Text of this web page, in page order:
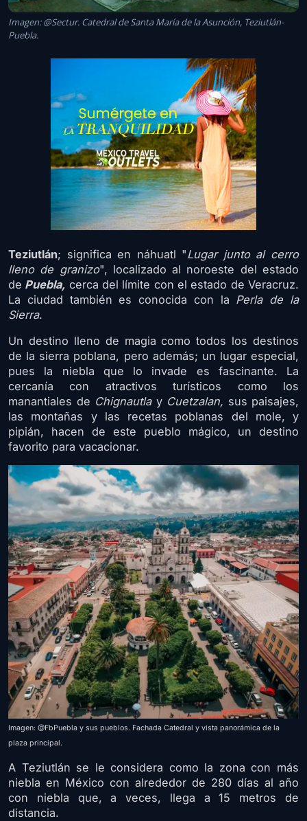
Imagen: @Sectur. Catedral de Santa María de la Asunción, Teziutlán-
Puebla.
Teziutlán; significa en náhuatl "Lugar junto al cerro
lleno de granizo", localizado al noroeste del estado
de Puebla, cerca del límite con el estado de Veracruz.
La ciudad también es conocida con la Perla de la
Sierra.
Un destino lleno de magia como todos los destinos
de la sierra poblana, pero además; un lugar especial,
pues la niebla que lo invade es fascinante. La
cercanía con atractivos turísticos como los
manantiales de Chignautlay Cuetzalan, sus paisajes,
las montañas y las recetas poblanas del mole, y
pipián, hacen de este pueblo mágico, un destino
favorito para vacacionar.
Imagen: @FbPuebla y sus pueblos. Fachada Catedral y vista panorámica de la
plaza principal.
A Teziutlán se le considera como la zona con más
niebla en México con alrededor de 280 días al año
con niebla que, a veces, llega a 15 metros de
distancia.